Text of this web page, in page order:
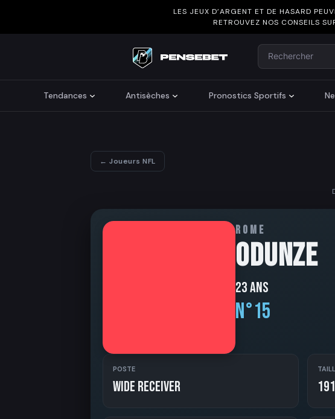
LES JEUX D’ARGENT ET DE HASARD
RETROUVEZ NOS CONSEILS
Rechercher
Search
Tendances Antisèches Pronostics Sportifs
← Joueurs NFL
ROME
ODUNZE
23 ans
N°15
POSTE
Wide Receiver